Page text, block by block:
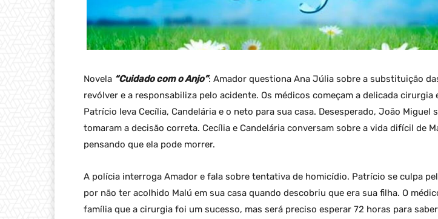
Novela “Cuidado com o Anjo”: Amador questiona Ana Júlia sobre a substituição
revólver e a responsabiliza pelo acidente. Os médicos começam a delicada cirurgia
Patrício leva Cecília, Candelária e o neto para sua casa. Desesperado, João Miguel
tomaram a decisão correta. Cecília e Candelária conversam sobre a vida difícil de
pensando que ela pode morrer.
A polícia interroga Amador e fala sobre tentativa de homicídio. Patrício se culpa
por não ter acolhido Malú em sua casa quando descobriu que era sua filha. O
família que a cirurgia foi um sucesso, mas será preciso esperar 72 horas para